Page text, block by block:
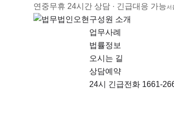
연중무휴 24시간 상담 · 긴급대응 가능서
구성원 소개
업무사례
법률정보
오시는 길
상담예약
24시 긴급전화 1661-